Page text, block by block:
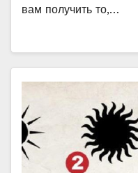
вам получить то,…